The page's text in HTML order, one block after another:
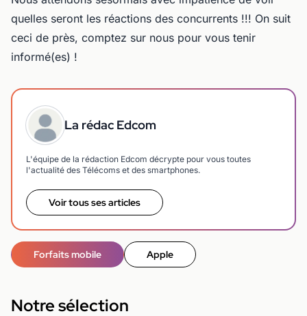
quelles seront les réactions des concurrents !!! On suit
ceci de près, comptez sur nous pour vous tenir
informé(es) !
La rédac Edcom
L'équipe de la rédaction Edcom décrypte pour vous toutes
l'actualité des Télécoms et des smartphones.
Voir tous ses articles
Forfaits mobile Apple
Notre sélection